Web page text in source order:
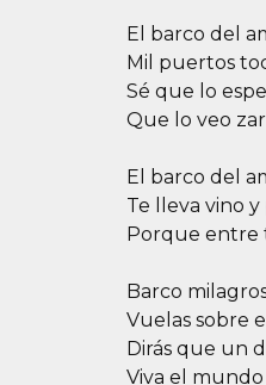
El barco del
Mil puertos
Sé que lo
Que lo veo
El barco del
Te lleva vino
Porque entre
Barco
Vuelas sobre
Dirás que un
Viva el